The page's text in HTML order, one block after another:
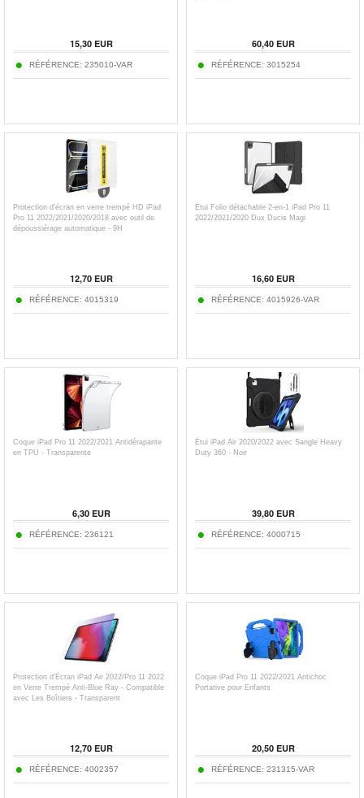
15,30EUR
RÉFÉRENCE: 235010-VAR
60,40EUR
RÉFÉRENCE: 3015254
Protection d'écran en verre trempé HD iPad
Pro 11 2022/2021/2020/2018 avec outil de
dépoussiérage automatique - 9H
12,70EUR
RÉFÉRENCE: 4015319
Étui Folio détachable 2-en-1 iPad Pro 11
2022/2021/2020 Dux Ducis Magi
16,60EUR
RÉFÉRENCE: 4015926-VAR
Coque iPad Pro 11 2022/2021 Antidérapante
en TPU - Transparente
6,30EUR
RÉFÉRENCE: 236121
Étui iPad Air 2020/2022 avec Sangle Heavy
Duty 360 - Noir
39,80EUR
RÉFÉRENCE: 4000715
Protection d'Écran iPad Air 2022/Pro 11 2022
en Verre Trempé Anti-Blue Ray - Compatible
avec Les Boîtiers - Transparent
12,70EUR
RÉFÉRENCE: 4002357
Coque iPad Pro 11 2022/2021 Antichoc
Portative pour Enfants
20,50EUR
RÉFÉRENCE: 231315-VAR